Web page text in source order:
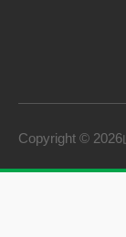
Copyright ©